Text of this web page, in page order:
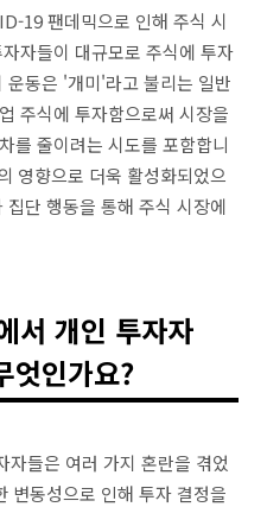
19 팬데믹으로 인해 주식 시
자들이 대규모로 주식에 투자
운동은 '개미'라고 불리는 일반
주식에 투자함으로써 시장을
를 줄이려는 시도를 포함합니
영향으로 더욱 활성화되었으
단 행동을 통해 주식 시장에
서 개인 투자자
엇인가요?
자들은 여러 가지 혼란을 겪었
변동성으로 인해 투자 결정을